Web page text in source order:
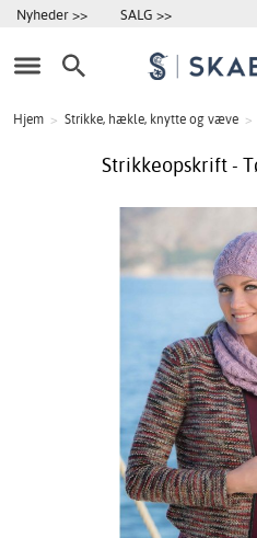
Nyheder >> SALG >>
Hjem > Strikke, hækle, knytte og væve >
Strikkeopskrift -